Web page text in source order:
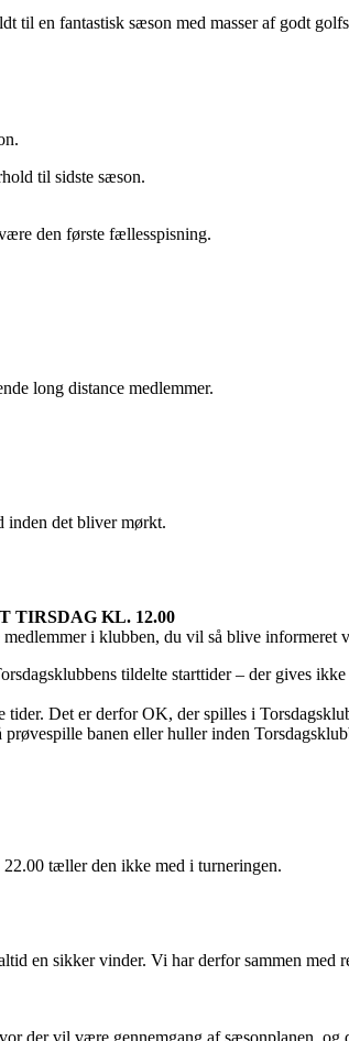
til en fantastisk sæson med masser af godt
til sidste sæson.
den første fællesspisning.
long distance medlemmer.
inden det bliver mørkt.
TIRSDAG KL. 12.00
i klubben, du vil så blive informeret
tildelte starttider – der gives ikke
Det er derfor OK, der spilles i
banen eller huller inden
tæller den ikke med i turneringen.
en sikker vinder. Vi har derfor sammen med
der vil være gennemgang af sæsonplanen,